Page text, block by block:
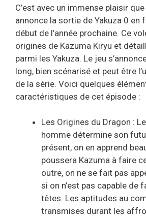
C’est avec un immense plaisir que
annonce la sortie de Yakuza 0 en
début de l’année prochaine. Ce
origines de Kazuma Kiryu et
parmi les Yakuza. Le jeu
long, bien scénarisé et peut être
de la série. Voici quelques
caractéristiques de cet épisode :
Les Origines du Dragon :
homme détermine son
présent, on en apprend
poussera Kazuma à faire
outre, on ne se fait pas
si on n’est pas capable de
têtes. Les aptitudes au
transmises durant les